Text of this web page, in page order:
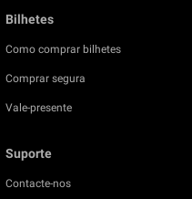
Bilhetes
Como comprar bilhetes
Comprar segura
Vale-presente
Suporte
Contacte-nos